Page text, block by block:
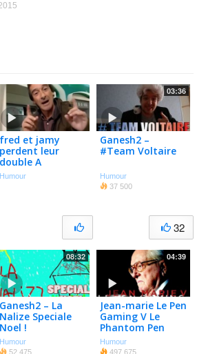
fred et jamy
perdent leur
double A
[NOUVELLE
Humour
03:36
Ganesh2 –
#Team Voltaire
Humour
37 500
32
08:32
Ganesh2 – La
Nalize Speciale
Noel !
Humour
52 475
04:39
Jean-marie Le Pen
Gaming V Le
Phantom Pen
Humour
497 675